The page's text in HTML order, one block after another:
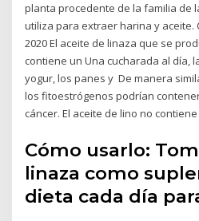
planta procedente de la familia de
utiliza para extraer harina y aceite.
2020 El aceite de linaza que se
contiene un Una cucharada al día,
yogur, los panes y De manera
los fitoestrógenos podrían
cáncer. El aceite de lino no
Cómo usarlo:
linaza como
dieta cada día